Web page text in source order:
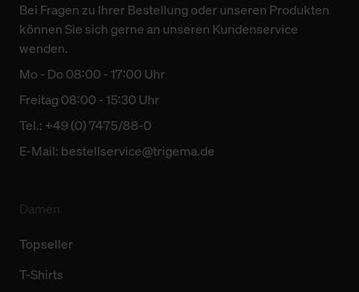
Bei Fragen zu Ihrer Bestellung oder unseren Produkten
können Sie sich gerne an unseren Kundenservice
wenden.
Mo - Do 08:00 - 17:00 Uhr
Freitag 08:00 - 15:30 Uhr
Tel.: +49 (0) 7475/88-0
E-Mail: bestellservice@trigema.de
Topseller
T-Shirts